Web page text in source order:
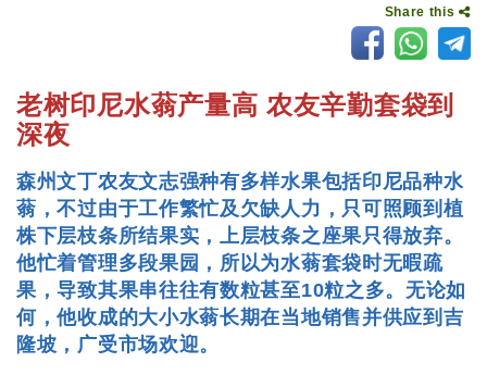
Share this
老树印尼水蓊产量高 农友辛勤套袋到
深夜
森州文丁农友文志强种有多样水果包括印尼品种水
蓊，不过由于工作繁忙及欠缺人力，只可照顾到植
株下层枝条所结果实，上层枝条之座果只得放弃。
他忙着管理多段果园，所以为水蓊套袋时无暇疏
果，导致其果串往往有数粒甚至10粒之多。无论如
何，他收成的大小水蓊长期在当地销售并供应到吉
隆坡，广受市场欢迎。